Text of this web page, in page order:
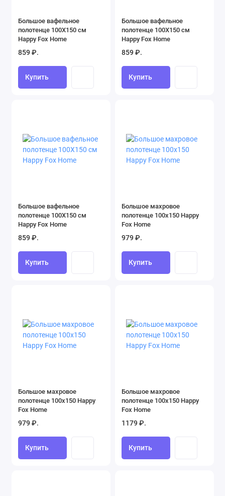
Большое вафельное
полотенце 100X150 см
Happy Fox Home
859 ₽.
Купить
Большое вафельное
полотенце 100X150 см
Happy Fox Home
859 ₽.
Купить
Большое вафельное
полотенце 100X150 см
Happy Fox Home
859 ₽.
Купить
Большое махровое
полотенце 100x150 Happy
Fox Home
979 ₽.
Купить
Большое махровое
полотенце 100x150 Happy
Fox Home
979 ₽.
Купить
Большое махровое
полотенце 100x150 Happy
Fox Home
1179 ₽.
Купить